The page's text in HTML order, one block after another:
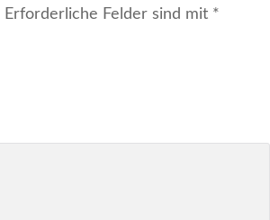
Erforderliche Felder sind mit *